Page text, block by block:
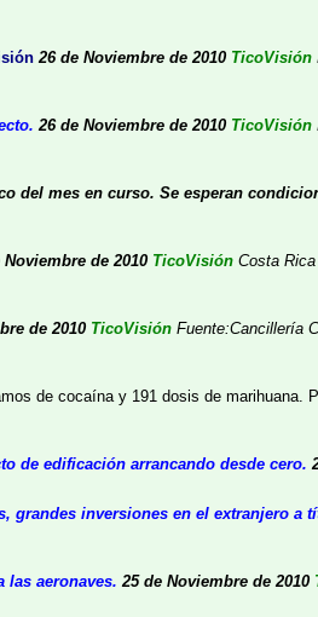
26 de Noviembre de 2010 TicoVisión
26 de Noviembre de 2010 TicoVisión
del mes en curso. Se esperan
Noviembre de 2010 TicoVisión Costa Rica
de 2010 TicoVisión Fuente:Cancillería
de cocaína y 191 dosis de marihuana.
de edificación arrancando desde cero.
inversiones en el extranjero
las aeronaves. 25 de Noviembre de 2010